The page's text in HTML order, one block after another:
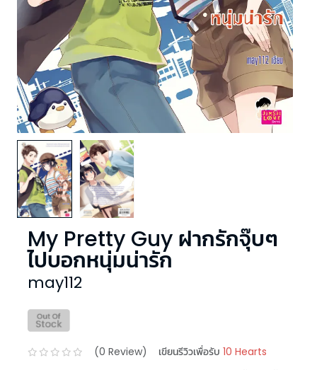
My Pretty Guy ฝากรักจุ๊บๆ
ไปบอกหนุ่มน่ารัก
may112
(0 Review) เขียนรีวิวเพื่อรับ 10 Hearts